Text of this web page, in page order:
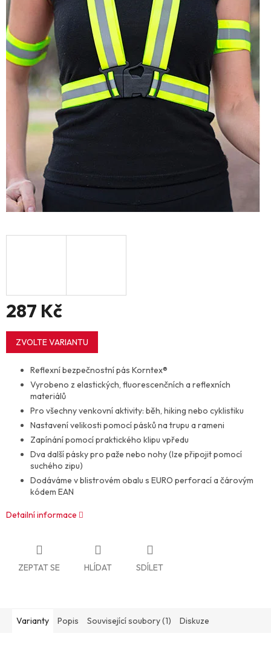
287 Kč
Měrná
cena:
ZVOLTE VARIANTU
Reflexní bezpečnostní pás Korntex®
Vyrobeno z elastických, fluorescenčních a reflexních
materiálů
Pro všechny venkovní aktivity: běh, hiking nebo cyklistiku
Nastavení velikosti pomocí pásků na trupu a rameni
Zapínání pomocí praktického klipu vpředu
Dva další pásky pro paže nebo nohy (lze připojit pomocí
suchého zipu)
Dodáváme v blistrovém obalu s EURO perforací a čárovým
kódem EAN
Detailní informace
ZEPTAT SE HLÍDAT SDÍLET
Varianty Popis Související soubory (1) Diskuze